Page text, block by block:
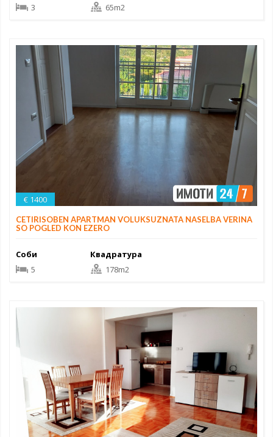
3
65m2
€ 1400
CETIRISOBEN APARTMAN VOLUKSUZNATA NASELBA VERINA
SO POGLED KON EZERO
Соби
5
Квадратура
178m2